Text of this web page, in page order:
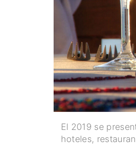
El 2019 se
hoteles,